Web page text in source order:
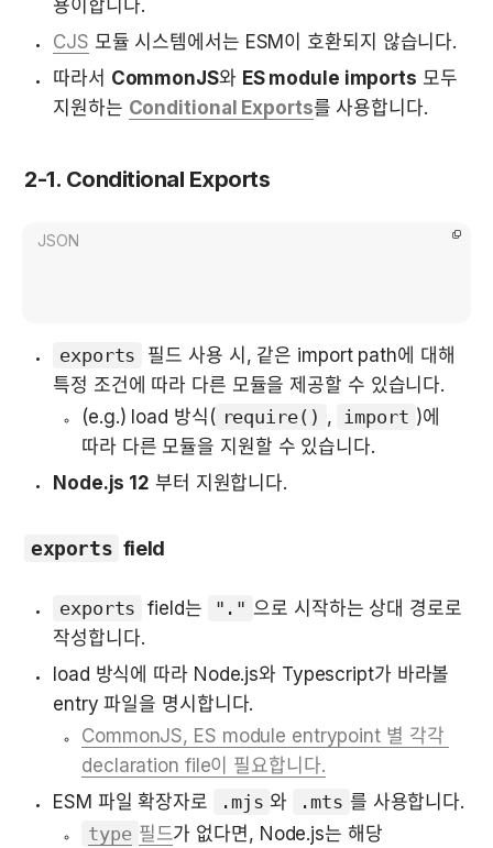
용이합니다.
CJS 모듈 시스템에서는 ESM이 호환되지 않습니다.
따라서 CommonJS와 ES module imports 모두
지원하는 Conditional Exports를 사용합니다.
2-1. Conditional Exports
JSON
exports
필드 사용 시, 같은 import path에 대해
특정 조건에 따라 다른 모듈을 제공할 수 있습니다.
(e.g.) load 방식( require() , import )에
따라 다른 모듈을 지원할 수 있습니다.
Node.js 12 부터 지원합니다.
exports field
exports field는 "." 으로 시작하는 상대 경로로
작성합니다.
load 방식에 따라 Node.js와 Typescript가 바라볼
entry 파일을 명시합니다.
CommonJS, ES module entrypoint 별 각각
declaration file이 필요합니다.
ESM 파일 확장자로
.mjs 와 .mts
type 필드